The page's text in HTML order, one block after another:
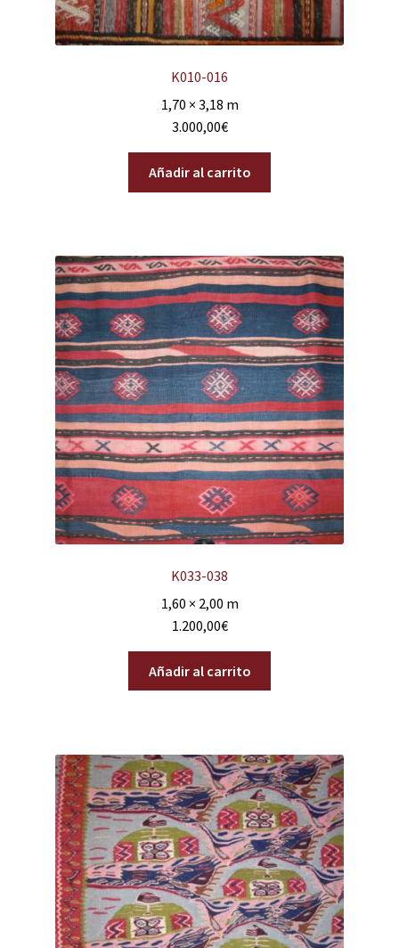
K010-016
1,70 × 3,18 m
3.000,00€
Añadir al carrito
K033-038
1,60 × 2,00 m
1.200,00€
Añadir al carrito